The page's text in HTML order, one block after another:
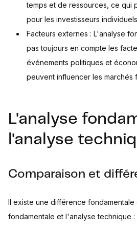
temps et de ressources, ce qui
pour les investisseurs
Facteurs externes : L'analyse
pas toujours en compte les
événements politiques et
peuvent influencer les marchés
L'analyse
l'analyse
Comparaison et
Il existe une différence fondamentale
fondamentale et l'analyse technique :